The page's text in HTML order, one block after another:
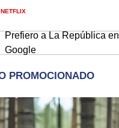
NETFLIX
Prefiero a La República en
Google